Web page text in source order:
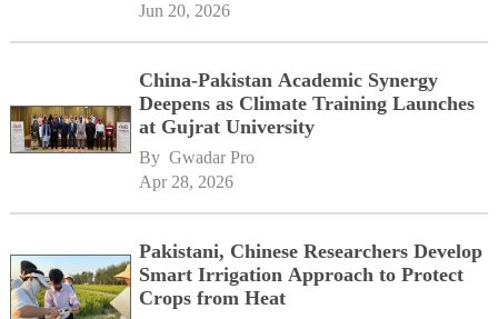
Jun 20, 2026
China-Pakistan Academic Synergy
Deepens as Climate Training Launches
at Gujrat University
By Gwadar Pro
Apr 28, 2026
Pakistani, Chinese Researchers Develop
Smart Irrigation Approach to Protect
Crops from Heat